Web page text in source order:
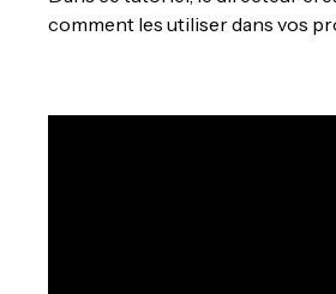
comment les utiliser dans vos